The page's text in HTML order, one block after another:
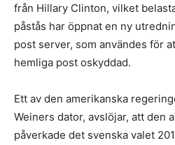
från Hillary Clinton, vilket
påstås har öppnat en ny
post server, som användes för
hemliga post oskyddad.
Ett av den amerikanska
Weiners dator, avslöjar, att den
påverkade det svenska valet